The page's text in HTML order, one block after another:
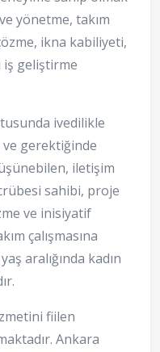
yönetme, takım
ikna kabiliyeti,
iş geliştirme
ivedilikle
ve gerektiğinde
iletişim
sahibi, proje
ve inisiyatif
çalışmasına
aralığında kadın
fiilen
Ankara